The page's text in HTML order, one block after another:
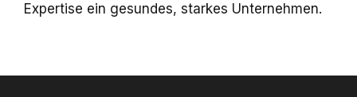
Expertise ein gesundes, starkes Unternehmen.